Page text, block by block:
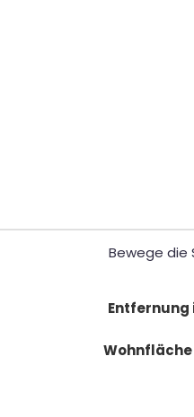
Bewege die
Entfernung
Wohnfläche